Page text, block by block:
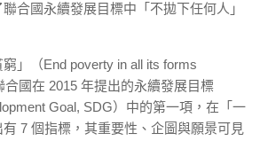
合國永續發展目標中「不拋下任何人」
窮」（End poverty in all its forms
合國在 2015 年提出的永續發展目標
Goal, SDG）中的第一項，在「一
有 7 個指標，其重要性、企圖與願景可見